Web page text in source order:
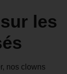
les
nos clowns